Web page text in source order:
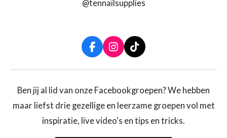
@tennailsupplies
F
a
c
b
o
k
I
n
s
a
r
a
T
i
k
o
Ben jij al lid van onze Facebookgroepen? We hebben
maar liefst drie gezellige en leerzame groepen vol met
inspiratie, live video's en tips en tricks.